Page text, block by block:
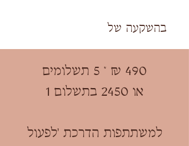
בהשקעה של
​490 ₪ * 5 תשלומים
או 2450 בתשלום 1​​
למשתתפות הדרכת 'לפעול